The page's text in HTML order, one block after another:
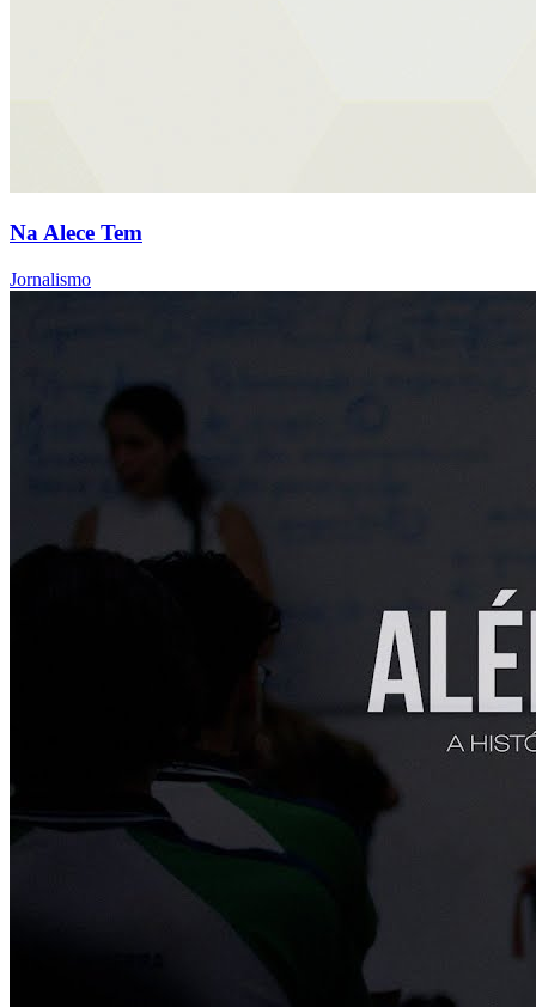
Na Alece Tem
Jornalismo